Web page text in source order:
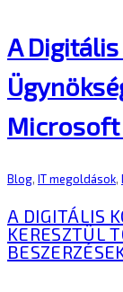
A
Microsoft
Blog, IT megoldások,
A DIGITÁLIS
KERESZTÜL